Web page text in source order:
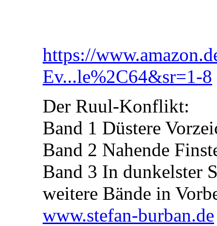
https://
Ev...le%2C64&sr=1-8
Der Ruul-Konflikt:
Band 1 Düstere
Band 2 Nahende
Band 3 In dunkelster
weitere Bände in
www.stefan-burban.de